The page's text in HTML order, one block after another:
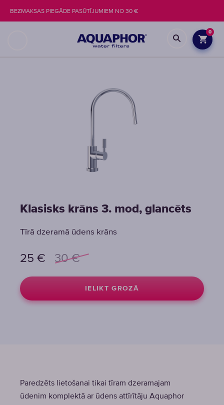
0
BEZMAKSAS PIEGĀDE PASŪTĪJUMIEM NO 30 €
Klasisks krāns 3. mod, glancēts
Tīrā dzeramā ūdens krāns
25 € 30 €
IELIKT GROZĀ
Paredzēts lietošanai tikai tīram dzeramajam
ūdenim komplektā ar ūdens attīrītāju Aquaphor